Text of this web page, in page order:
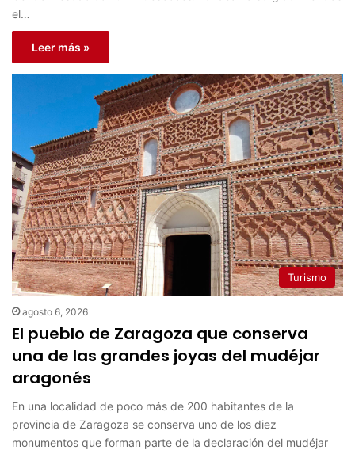
el…
Leer más »
Turismo
agosto 6, 2026
El pueblo de Zaragoza que conserva
una de las grandes joyas del mudéjar
aragonés
En una localidad de poco más de 200 habitantes de la
provincia de Zaragoza se conserva uno de los diez
monumentos que forman parte de la declaración del mudéjar